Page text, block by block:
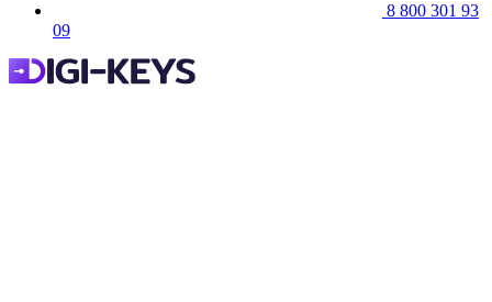
8 800 301 93
09